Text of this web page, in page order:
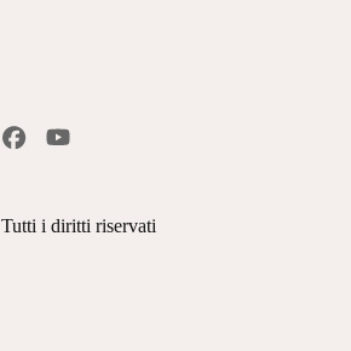
Tutti i diritti riservati